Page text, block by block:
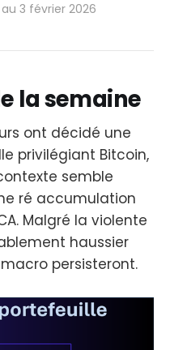
3 février 2026
la semaine
ont décidé une
privilégiant Bitcoin,
semble
ré accumulation
Malgré la violente
haussier
persisteront.